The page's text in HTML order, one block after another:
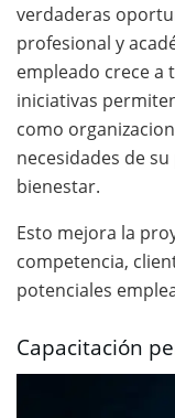
verdaderas
profesional y
empleado crece a
iniciativas
como
necesidades de
bienestar.
Esto mejora la
competencia,
potenciales
Capacitación